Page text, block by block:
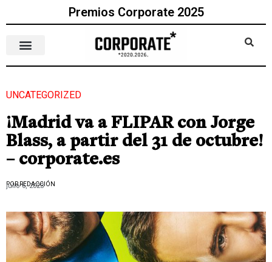
Premios Corporate 2025
UNCATEGORIZED
¡Madrid va a FLIPAR con Jorge
Blass, a partir del 31 de octubre!
– corporate.es
POR REDACCIÓN
julio 6, 2023